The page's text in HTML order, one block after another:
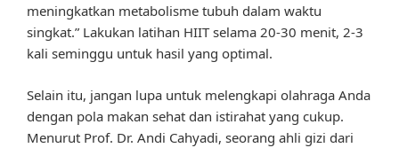
meningkatkan metabolisme tubuh dalam waktu
singkat.” Lakukan latihan HIIT selama 20-30 menit, 2-3
kali seminggu untuk hasil yang optimal.
Selain itu, jangan lupa untuk melengkapi olahraga Anda
dengan pola makan sehat dan istirahat yang cukup.
Menurut Prof. Dr. Andi Cahyadi, seorang ahli gizi dari